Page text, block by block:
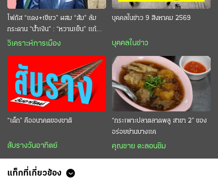
โฟกัส “แดง+เขียว” ผสม “ส้ม” ล้ม
กระดาน “นํ้าเงิน” : “หวานเย็น” แก้
กระหาย “อนุทิน” ดักตีกินสบาย
วิเคราะห์การเมือง
บุคคลในข่าว 9 สิงหาคม 2569
บุคคลในข่าว
“เด็ก” คืออนาคตของชาติ
สับรางวันอาทิตย์
“กระเพาะปลาตลาดพลู สาขา 2” ของ
อร่อยย่านบางแค
คุณชาย ตะลอนชิม
แท็กที่เกี่ยวข้อง